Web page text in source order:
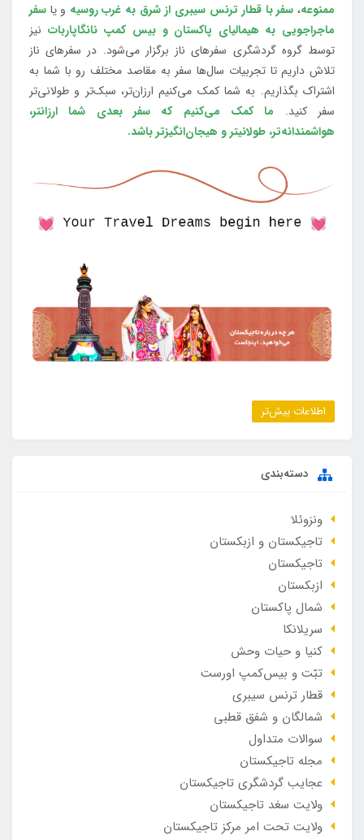
ممنوعه، سفر با قطار ترنس سیبری از شرق به غرب روسیه و یا سفر
ماجراجویی به هیمالیای پاکستان و بیس کمپ نانگاپاربات نیز
توسط گروه گردشگری سفرهای ناز برگزار می‌شود. در سفرهای ناز
تلاش داریم تا تجربیات سال‌ها سفر به مقاصد مختلف رو با شما به
اشتراک بگذاریم. به شما کمک می‌کنیم ارزان‌تر، سبک‌تر و طولانی‌تر
سفر کنید. ما کمک می‌کنیم که سفر بعدی شما ارزانتر،
هواشمندانه‌تر، طولانی‎تر و هیجان‌انگیزتر باشد.
اطلاعات بیش‌تر
دسته‌بندی
ونزوئلا
تاجیکستان و ازبکستان
تاجیکستان
ازبکستان
شمال پاکستان
سریلانکا
کنیا و حیات وحش
تبّت و بیس‌کمپ اورست
قطار ترنس سیبری
شمالگان و شفق قطبی
سوالات متداول
مجله تاجیکستان
عجایب گردشگری تاجیکستان
ولایت سغد تاجیکستان
ولایت تحت امر مرکز تاجیکستان